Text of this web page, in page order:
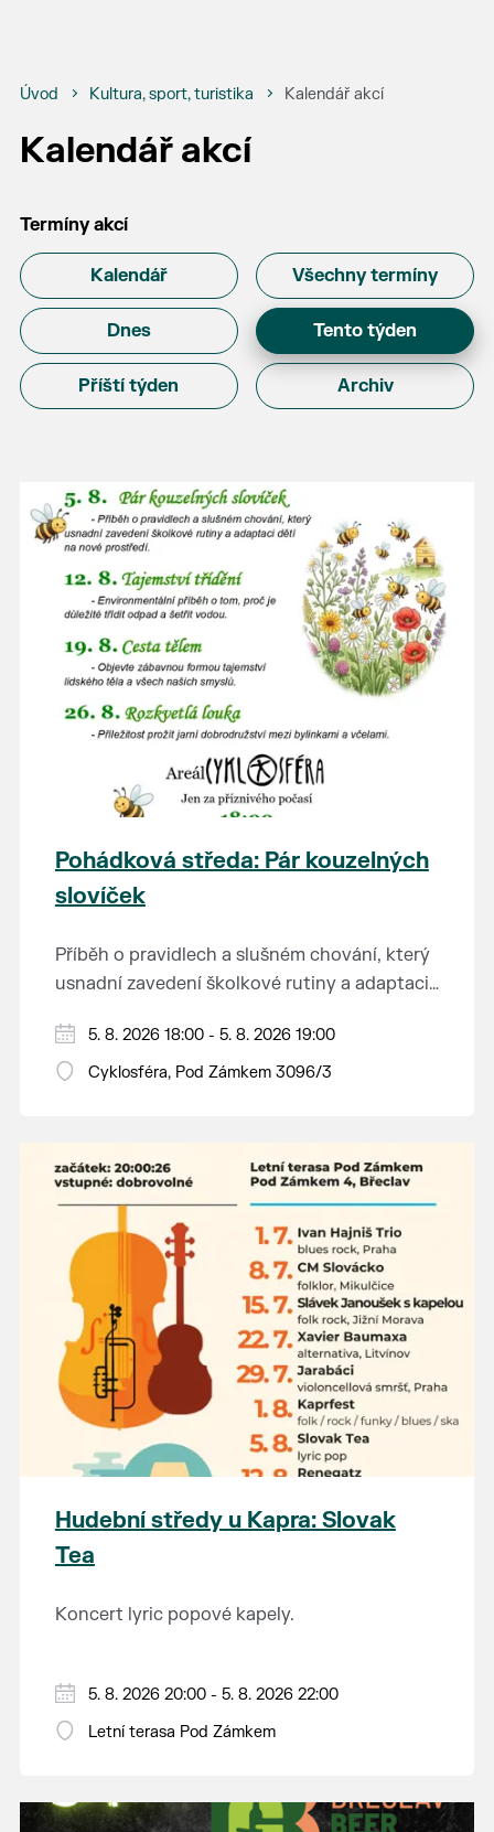
Úvod Kultura, sport, turistika Kalendář akcí
Kalendář akcí
Termíny akcí
Kalendář Všechny termíny
Dnes Tento týden
Příští týden Archiv
Pohádková středa: Pár kouzelných
slovíček
Příběh o pravidlech a slušném chování, který
usnadní zavedení školkové rutiny a adaptaci
Hraje se jen za příznivého počasí.
Vstupné dobrovolné.
5. 8. 2026 18:00 - 5. 8. 2026 19:00
Cyklosféra, Pod Zámkem 3096/3
Hudební středy u Kapra: Slovak
Tea
Koncert lyric popové kapely.
5. 8. 2026 20:00 - 5. 8. 2026 22:00
Letní terasa Pod Zámkem